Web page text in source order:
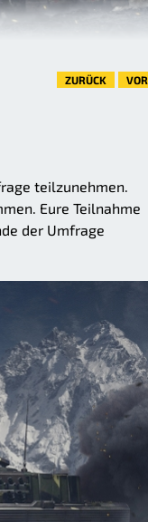
ZURÜCK VOR
teilzunehmen.
Eure Teilnahme
der Umfrage